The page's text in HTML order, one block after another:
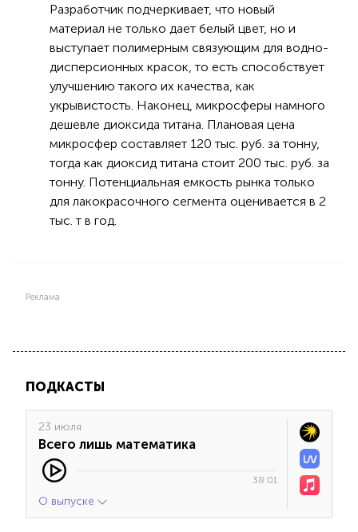
Разработчик подчеркивает, что новый
материал не только дает белый цвет, но и
выступает полимерным связующим для водно-
дисперсионных красок, то есть способствует
улучшению такого их качества, как
укрывистость. Наконец, микросферы намного
дешевле диоксида титана. Плановая цена
микросфер составляет 120 тыс. руб. за тонну,
тогда как диоксид титана стоит 200 тыс. руб. за
тонну. Потенциальная емкость рынка только
для лакокрасочного сегмента оценивается в 2
тыс. т в год.
Реклама
ПОДКАСТЫ
23 июля
Всего лишь математика
38:01
О выпуске